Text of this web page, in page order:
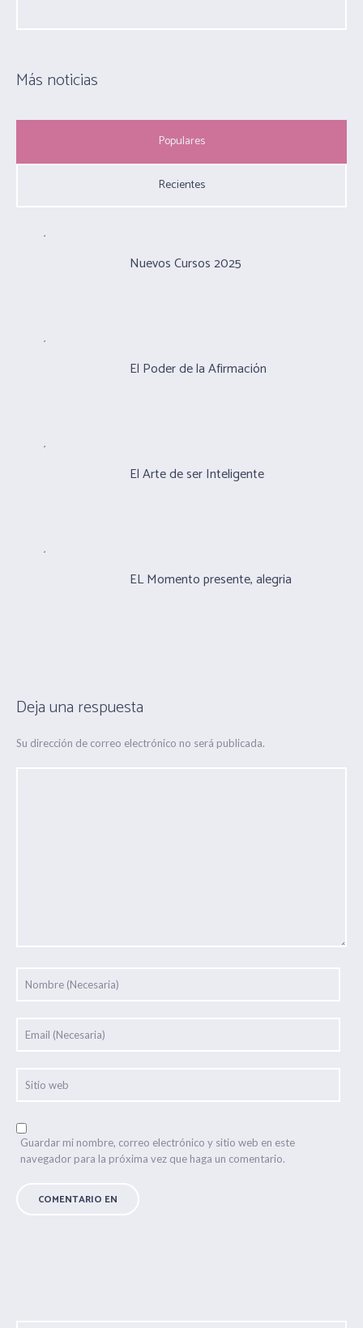
Más noticias
Populares
Recientes
Nuevos Cursos 2025
El Poder de la Afirmación
El Arte de ser Inteligente
EL Momento presente, alegria
Deja una respuesta
Su dirección de correo electrónico no será publicada.
Guardar mi nombre, correo electrónico y sitio web en este
navegador para la próxima vez que haga un comentario.